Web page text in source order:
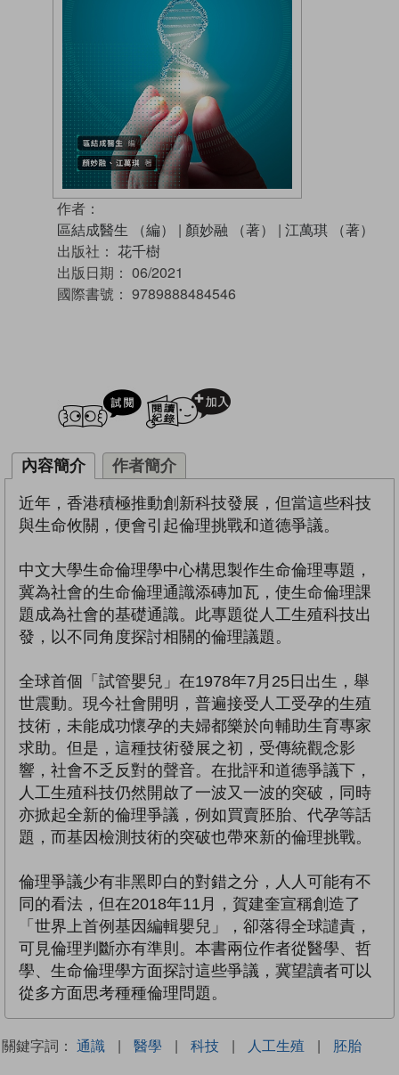
作者：
區結成醫生 （編）
| 顏妙融 （著） | 江萬琪 （著）
出版社： 花千樹
出版日期： 06/2021
國際書號： 9789888484546
試閲
內容簡介 作者簡介
近年，香港積極推動創新科技發展，但當這些科技
與生命攸關，便會引起倫理挑戰和道德爭議。
中文大學生命倫理學中心構思製作生命倫理專題，
冀為社會的生命倫理通識添磚加瓦，使生命倫理課
題成為社會的基礎通識。此專題從人工生殖科技出
發，以不同角度探討相關的倫理議題。
全球首個「試管嬰兒」在1978年7月25日出生，舉
世震動。現今社會開明，普遍接受人工受孕的生殖
技術，未能成功懷孕的夫婦都樂於向輔助生育專家
求助。但是，這種技術發展之初，受傳統觀念影
響，社會不乏反對的聲音。在批評和道德爭議下，
人工生殖科技仍然開啟了一波又一波的突破，同時
亦掀起全新的倫理爭議，例如買賣胚胎、代孕等話
題，而基因檢測技術的突破也帶來新的倫理挑戰。
倫理爭議少有非黑即白的對錯之分，人人可能有不
同的看法，但在2018年11月，賀建奎宣稱創造了
「世界上首例基因編輯嬰兒」，卻落得全球譴責，
可見倫理判斷亦有準則。本書兩位作者從醫學、哲
學、生命倫理學方面探討這些爭議，冀望讀者可以
從多方面思考種種倫理問題。
關鍵字詞： 通識 | 醫學 | 科技 | 人工生殖 | 胚胎